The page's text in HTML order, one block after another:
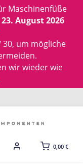
Maschinenfüße
August 2026
30, um mögliche
wir wieder wie
0,00 €